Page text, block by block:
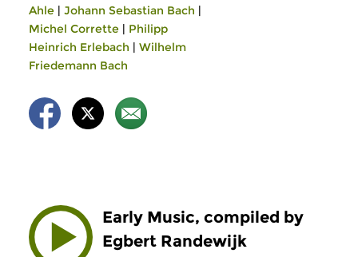
Ahle | Johann Sebastian Bach |
Michel Corrette | Philipp
Heinrich Erlebach | Wilhelm
Friedemann Bach
Early Music, compiled by
Egbert Randewijk